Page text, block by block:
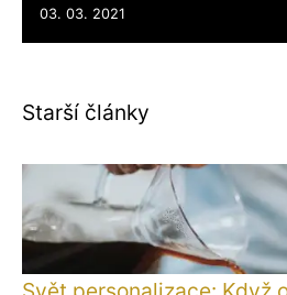
03. 03. 2021
Starší články